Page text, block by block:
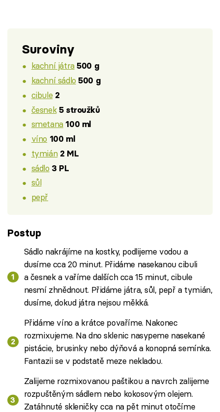
Suroviny
kachní játra 500 g
kachní sádlo 500 g
cibule 2
česnek 5 stroužků
smetana 100 ml
víno 100 ml
tymián 2 ML
sádlo 3 PL
sůl
pepř
Postup
Sádlo nakrájíme na kostky, podlijeme vodou a
dusíme cca 20 minut. Přidáme nasekanou cibuli
a česnek a vaříme dalších cca 15 minut, cibule
nesmí zhnědnout. Přidáme játra, sůl, pepř a tymián,
dusíme, dokud játra nejsou měkká.
Přidáme víno a krátce povaříme. Nakonec
rozmixujeme. Na dno sklenic nasypeme nasekané
pistácie, brusinky nebo dýňová a konopná semínka.
Fantazii se v podstatě meze nekladou.
Zalijeme rozmixovanou paštikou a navrch zalijeme
rozpuštěným sádlem nebo kokosovým olejem.
Zatáhnuté skleničky cca na pět minut otočíme